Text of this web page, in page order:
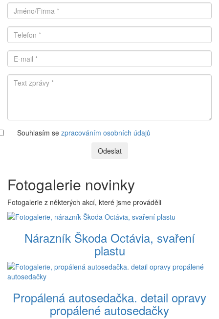
Souhlasím se zpracováním osobních údajů
Odeslat
Fotogalerie novinky
Fotogalerie z některých akcí, které jsme prováděli
Nárazník Škoda Octávia, svaření
plastu
Propálená autosedačka. detail opravy
propálené autosedačky